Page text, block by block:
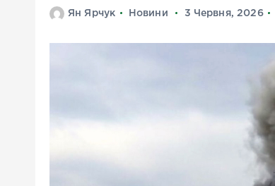
Ян Ярчук Новини 3 Червня, 2026